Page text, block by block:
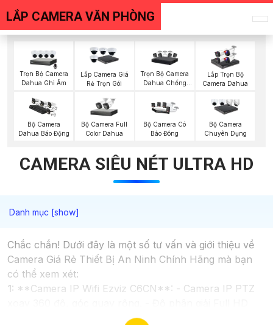
LẮP CAMERA VĂN PHÒNG
Trọn Bộ Camera
Dahua Ghi Âm
Lắp Camera Giá
Rẻ Trọn Gói
Trọn Bộ Camera
Dahua Chống
Lắp Trọn Bộ
Camera Dahua
Bộ Camera
Dahua Báo Động
Bộ Camera Full
Color Dahua
Bộ Camera Có
Báo Đông
Bộ Camera
Chuyên Dụng
CAMERA SIÊU NÉT ULTRA HD
Chắc chắn! Dưới đây là một số tư vấn và giới thiệu về
Camera Giá Rẻ Thiết Bị An Ninh Chính Hãng mà bạn
có thể xem xét:
1: **Camera IP Wifi Ezviz C6CN**: - Camera IP PTZ
1080p. - Hỗ trợ kết nối không dây WiFi. - Tích hợp